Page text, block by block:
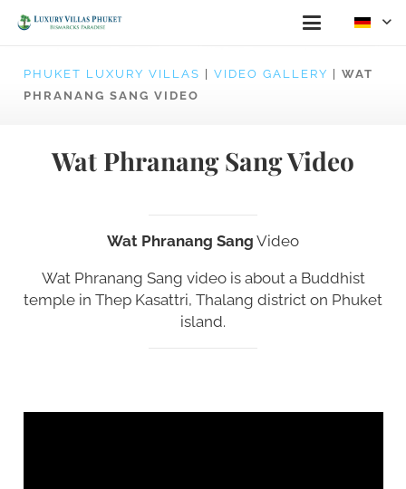
PHUKET LUXURY VILLAS VIDEO GALLERY
WAT
PHRANANG SANG VIDEO
Wat Phranang Sang Video
Wat Phranang Sang Video
Wat Phranang Sang video is about a Buddhist
temple in Thep Kasattri, Thalang district on Phuket
island.